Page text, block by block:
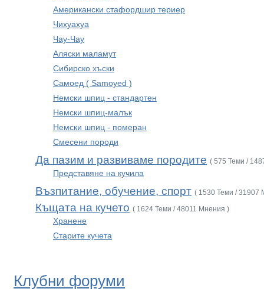
Американски стафордшир териер
Чихуахуа
Чау-Чау
Аляски маламут
Сибирско хъски
Самоед ( Samoyed )
Немски шпиц - стандартен
Немски шпиц-малък
Немски шпиц - померан
Смесени породи
Да пазим и развиваме породите ( 575 Теми /
Представяне на кучила
Възпитание, обучение, спорт ( 1530 Теми / 31907
Къщата на кучето ( 1624 Теми / 48011 Мнения )
Хранене
Старите кучета
Клубни форуми